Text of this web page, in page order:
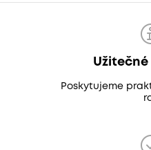
Poskytujeme